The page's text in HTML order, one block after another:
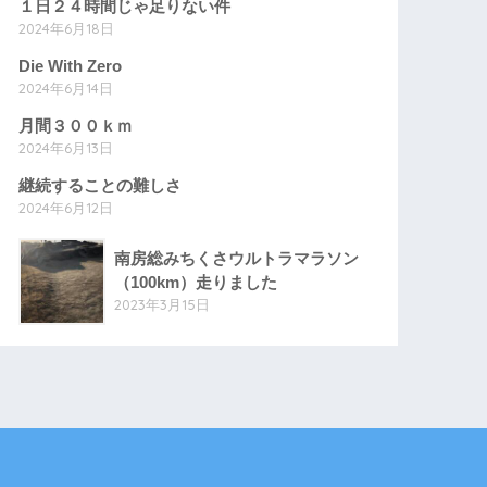
１日２４時間じゃ足りない件
2024年6月18日
Die With Zero
2024年6月14日
月間３００ｋｍ
2024年6月13日
継続することの難しさ
2024年6月12日
南房総みちくさウルトラマラソン
（100km）走りました
2023年3月15日